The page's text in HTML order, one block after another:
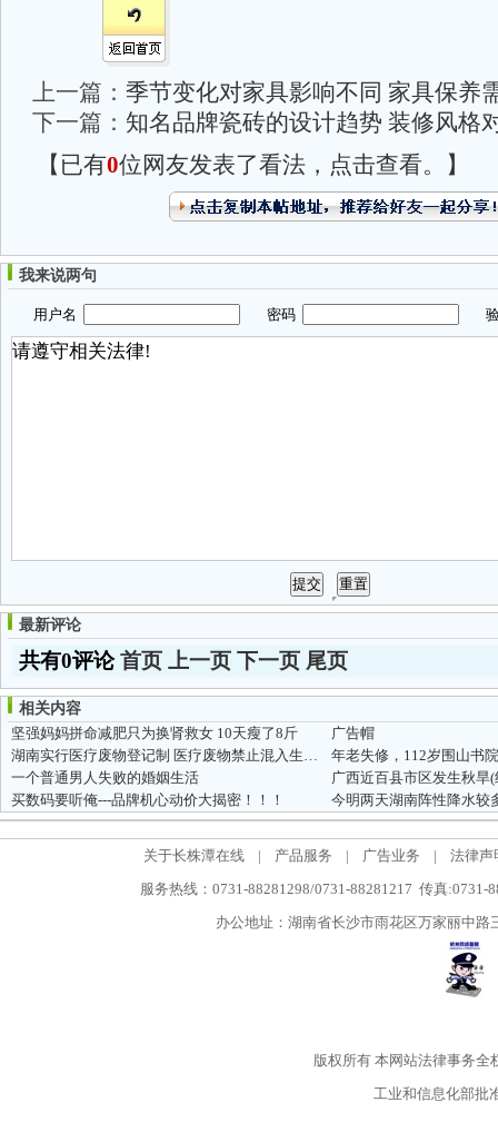
上一篇： 季节变化对家具影响不同 家具保养
下一篇： 知名品牌瓷砖的设计趋势 装修风格
【已有0位网友发表了看法，点击查看。】
我来说两句
用户名 密码 验
最新评论
共有0评论首页 上一页 下一页 尾页
相关内容
坚强妈妈拼命减肥只为换肾救女 10天瘦了8斤
广告帽
湖南实行医疗废物登记制 医疗废物禁止混入生活垃圾
年老失修，112岁围山书
一个普通男人失败的婚姻生活
广西近百县市区发生秋旱(
买数码要听俺---品牌机心动价大揭密！！！
今明两天湖南阵性降水
关于长株潭在线 | 产品服务 | 广告业务 |
法律声
服务热线：0731-88281298/0731-88281217 传真:0731-
办公地址：湖南省长沙市雨花区万家丽中
版权所有本网站法律事务全
工业和信息化部批